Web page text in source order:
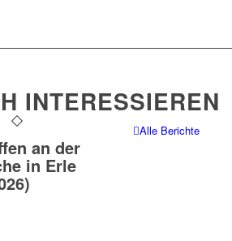
INTERESSIEREN
an der
in Erle
Alle Berichte